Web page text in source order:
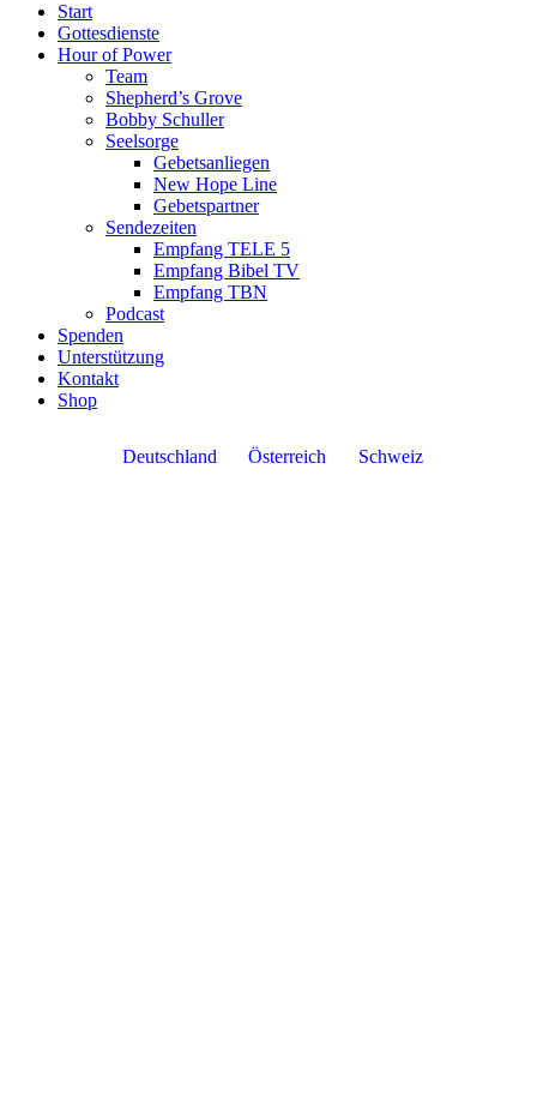
Start
Gottesdienste
Hour of Power
Team
Shepherd’s Grove
Bobby Schuller
Seelsorge
Gebetsanliegen
New Hope Line
Gebetspartner
Sendezeiten
Empfang TELE 5
Empfang Bibel TV
Empfang TBN
Podcast
Spenden
Unterstützung
Kontakt
Shop
Deutschland Österreich Schweiz